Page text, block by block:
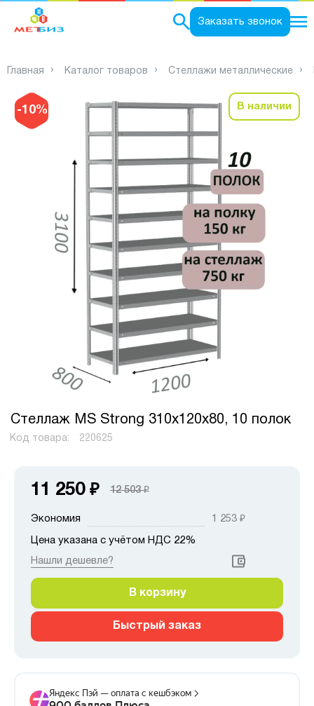
Заказать звонок
Главная Каталог товаров Стеллажи металлические
-10% В наличии
Стеллаж MS Strong 310х120х80, 10 полок
Код товара: 220625
11 250 ₽ 12 503₽
Экономия 1 253 ₽
Цена указана с учётом НДС 22%
Нашли дешевле?
В корзину
Быстрый заказ